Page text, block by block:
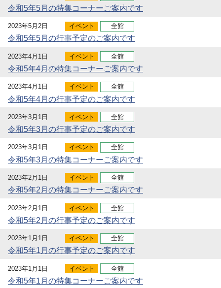
令和5年5月の特集コーナーご案内です
2023年5月2日 イベント 全館
令和5年5月の行事予定のご案内です
2023年4月1日 イベント 全館
令和5年4月の特集コーナーご案内です
2023年4月1日 イベント 全館
令和5年4月の行事予定のご案内です
2023年3月1日 イベント 全館
令和5年3月の行事予定のご案内です
2023年3月1日 イベント 全館
令和5年3月の特集コーナーご案内です
2023年2月1日 イベント 全館
令和5年2月の特集コーナーご案内です
2023年2月1日 イベント 全館
令和5年2月の行事予定のご案内です
2023年1月1日 イベント 全館
令和5年1月の行事予定のご案内です
2023年1月1日 イベント 全館
令和5年1月の特集コーナーご案内です